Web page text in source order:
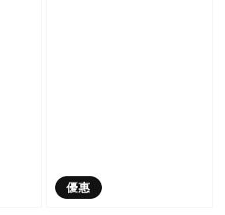
優惠